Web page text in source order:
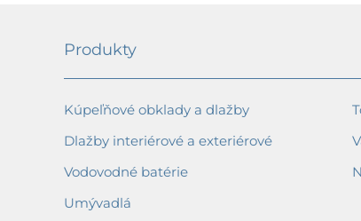
Produkty
Kúpeľňové obklady a dlažby
Dlažby interiérové a exteriérové
Vodovodné batérie
Umývadlá